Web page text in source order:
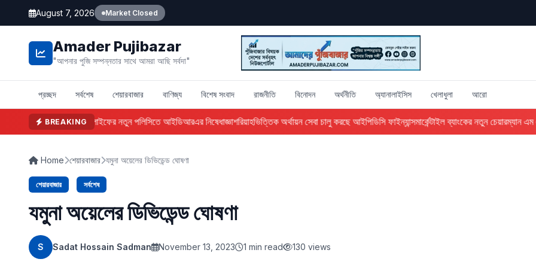
August 7, 2026 Market Closed
Amader Pujibazar
"আপনার পুজি সম্পন্নতার সাথে আমরা আছি সর্বদা"
প্রচ্ছদ সর্বশেষ শেয়ারবাজার বাণিজ্য বিশেষ সংবাদ রাজনীতি বিনোদন অর্থনীতি অ্যানালাইসিস খেলাধুলা আরো
BREAKING
ফারইস্ট ইসলামী লাইফের নতুন পলিসিতে আইডিআরএর নিষেধাজ্ঞাশরিয়াহভিত্তিক অর্থায়ন সেবা চালু করছে আইপিডিসি ফাইন্যান্সমার্কেন্টাইল ব্যাংকের নতুন চেয়ারম্যান এম এ
Home শেয়ারবাজার যমুনা অয়েলের ডিভিডেন্ড ঘোষণা
শেয়ারবাজার সর্বশেষ
যমুনা অয়েলের ডিভিডেন্ড ঘোষণা
S Sadat Hossain Sadman November 13, 2023 1 min read 130 views